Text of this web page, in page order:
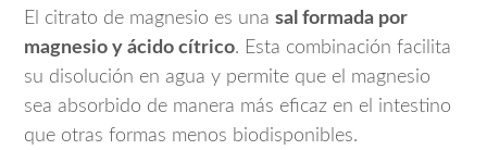
El citrato de magnesio es una sal formada por
magnesio y ácido cítrico. Esta combinación facilita
su disolución en agua y permite que el magnesio
sea absorbido de manera más eficaz en el intestino
que otras formas menos biodisponibles.